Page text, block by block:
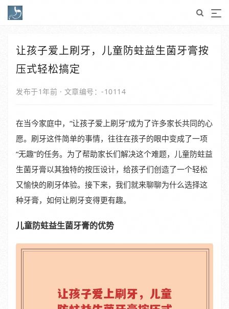
让孩子爱上刷牙，儿童防蛀益生菌牙膏按
压式轻松搞定
发布于1年前 · 文章编号：-10114
在当今家庭中，“让孩子爱上刷牙”成为了许多家长共同的心
愿。刷牙这件简单的事情，往往在孩子的眼中变成了一项
“无趣”的任务。为了帮助家长们解决这个难题，儿童防蛀益
生菌牙膏以其独特的按压设计，给孩子们创造了一个轻松
又愉快的刷牙体验。接下来，我们就来聊聊为什么选择这
种牙膏，如何让刷牙变得更有趣。
儿童防蛀益生菌牙膏的优势